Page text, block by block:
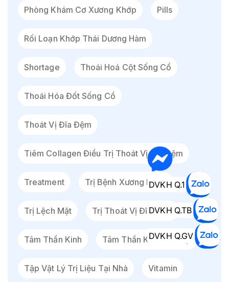
Phòng Khám Cơ Xương Khớp Pills
Rối Loạn Khớp Thái Dương Hàm
Shortage Thoái Hoá Cột Sống Cổ
Thoái Hóa Đốt Sống Cổ
Thoát Vị Đĩa Đệm
Tiêm Collagen Điều Trị Thoát Vị Đĩa Đệm
Treatment Trị Bệnh Xương Khớp
Trị Lệch Mặt Trị Thoát Vị Đĩa Đệm
Tâm Thần Kinh Tâm Thần Kinh Gò Vấp
Tập Vật Lý Trị Liệu Tại Nhà Vitamin
DVKH Q.1
DVKH Q.TB
DVKH Q.GV